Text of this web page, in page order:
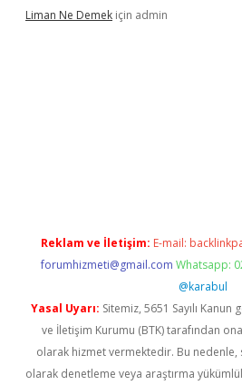
Liman Ne Demek için admin
Reklam ve İletişim: E-mail:
forumhizmeti@gmail.com Whatsapp:
@karabul
Yasal Uyarı: Sitemiz, 5651 Sayılı
ve İletişim Kurumu (BTK) tarafından
olarak hizmet vermektedir. Bu
olarak denetleme veya araştırma